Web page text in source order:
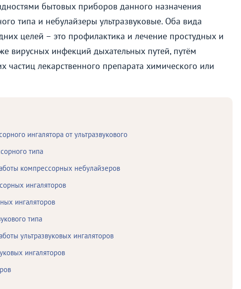
бытовых приборов данного назначения
типа и небулайзеры ультразвуковые. Оба вида
целей – это профилактика и лечение простудных и
вирусных инфекций дыхательных путей, путём
частиц лекарственного препарата химического или
ингалятора от ультразвукового
типа
компрессорных небулайзеров
ингаляторов
ингаляторов
типа
ультразвуковых ингаляторов
ингаляторов